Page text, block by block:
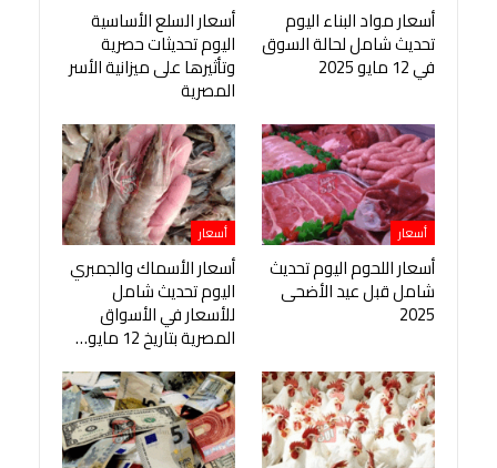
أسعار مواد البناء اليوم
تحديث شامل لحالة السوق
في 12 مايو 2025
أسعار السلع الأساسية
اليوم تحديثات حصرية
وتأثيرها على ميزانية الأسر
المصرية
أسعار
أسعار اللحوم اليوم تحديث
شامل قبل عيد الأضحى
2025
أسعار
أسعار الأسماك والجمبري
اليوم تحديث شامل
للأسعار في الأسواق
المصرية بتاريخ 12 مايو…